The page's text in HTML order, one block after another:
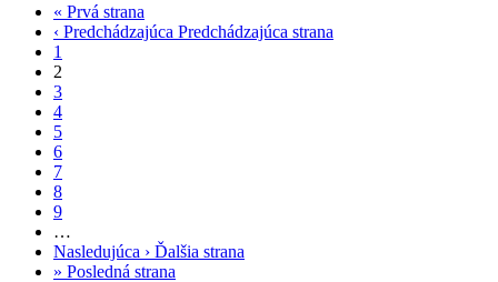
« Prvá strana
‹ Predchádzajúca Predchádzajúca strana
1
2
3
4
5
6
7
8
9
…
Nasledujúca › Ďalšia strana
» Posledná strana